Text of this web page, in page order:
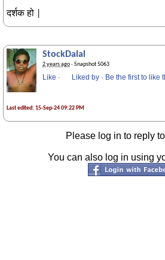
दर्शक हो |
StockDalal
2 years ago· Snapshot 5063
Like · Liked by · Be the first to like
Last edited: 15-Sep-24 09:22 PM
Please log in to reply
You can also log in using